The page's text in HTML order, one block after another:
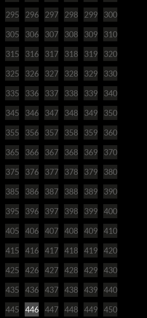
295 296 297 298 299 300
305 306 307 308 309 310
315 316 317 318 319 320
325 326 327 328 329 330
335 336 337 338 339 340
345 346 347 348 349 350
355 356 357 358 359 360
365 366 367 368 369 370
375 376 377 378 379 380
385 386 387 388 389 390
395 396 397 398 399 400
405 406 407 408 409 410
415 416 417 418 419 420
425 426 427 428 429 430
435 436 437 438 439 440
445 446 447 448 449 450